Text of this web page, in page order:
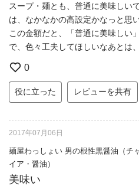
スープ・麺とも、普通に美味しい
は、なかなかの高設定かなっと思い
この金額だと、「普通に美味しい
で、色々工夫してほしいなあとは
0
役に立った レビューを共有
2017年07月06日
麺屋わっしょい 男の根性黒醤油（チ
イア・醤油）
美味い